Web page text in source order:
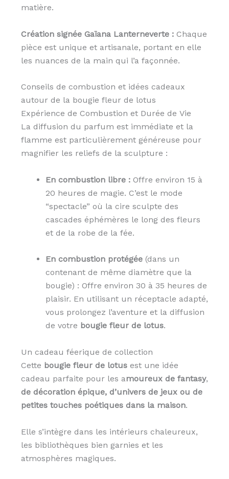
matière.
Création signée Gaïana Lanterneverte :Chaque
pièce est unique et artisanale, portant en elle
les nuances de la main qui l’a façonnée.
Conseils de combustion et idées cadeaux
autour de la bougie fleur de lotus
Expérience de Combustion et Durée de Vie
La diffusion du parfum est immédiate et la
flamme est particulièrement généreuse pour
magnifier les reliefs de la sculpture :
En combustion libre :Offre environ 15 à
20 heures de magie. C’est le mode
“spectacle” où la cire sculpte des
cascades éphémères le long des fleurs
et de la robe de la fée.
En combustion protégée(dans un
contenant de même diamètre que la
bougie) : Offre environ 30 à 35 heures de
plaisir. En utilisant un réceptacle adapté,
vous prolongez l’aventure et la diffusion
de votre bougie fleur de lotus.
Un cadeau féerique de collection
Cette bougie fleur de lotusest une idée
cadeau parfaite pour les amoureux de fantasy,
de décoration épique, d’univers de jeux ou de
petites touches poétiques dans la maison.
Elle s’intègre dans les intérieurs chaleureux,
les bibliothèques bien garnies et les
atmosphères magiques.